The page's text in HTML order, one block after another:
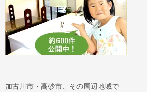
加古川市・高砂市、その周辺地域で